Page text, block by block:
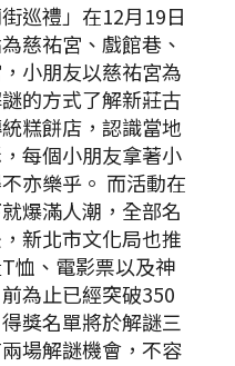
巡禮」在12月19日
慈祐宮、戲館巷、
小朋友以慈祐宮為
的方式了解新莊古
糕餅店，認識當地
每個小朋友拿著小
亦樂乎。 而活動在
爆滿人潮，全部名
新北市文化局也推
恤、電影票以及神
為止已經突破350
獎名單將於解謎三
場解謎機會，不容